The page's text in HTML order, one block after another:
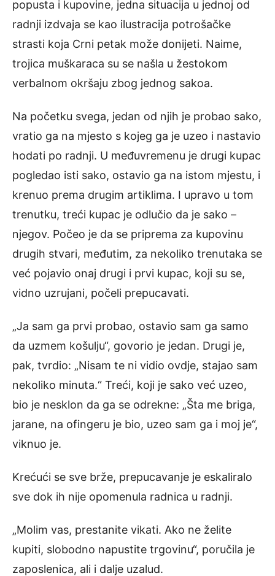
popusta i kupovine, jedna situacija u jednoj od
radnji izdvaja se kao ilustracija potrošačke
strasti koja Crni petak može donijeti. Naime,
trojica muškaraca su se našla u žestokom
verbalnom okršaju zbog jednog sakoa.
Na početku svega, jedan od njih je probao sako,
vratio ga na mjesto s kojeg ga je uzeo i nastavio
hodati po radnji. U međuvremenu je drugi kupac
pogledao isti sako, ostavio ga na istom mjestu, i
krenuo prema drugim artiklima. I upravo u tom
trenutku, treći kupac je odlučio da je sako –
njegov. Počeo je da se priprema za kupovinu
drugih stvari, međutim, za nekoliko trenutaka se
već pojavio onaj drugi i prvi kupac, koji su se,
vidno uzrujani, počeli prepucavati.
„Ja sam ga prvi probao, ostavio sam ga samo
da uzmem košulju“, govorio je jedan. Drugi je,
pak, tvrdio: „Nisam te ni vidio ovdje, stajao sam
nekoliko minuta.“ Treći, koji je sako već uzeo,
bio je nesklon da ga se odrekne: „Šta me briga,
jarane, na ofingeru je bio, uzeo sam ga i moj je“,
viknuo je.
Krećući se sve brže, prepucavanje je eskaliralo
sve dok ih nije opomenula radnica u radnji.
„Molim vas, prestanite vikati. Ako ne želite
kupiti, slobodno napustite trgovinu“, poručila je
zaposlenica, ali i dalje uzalud.